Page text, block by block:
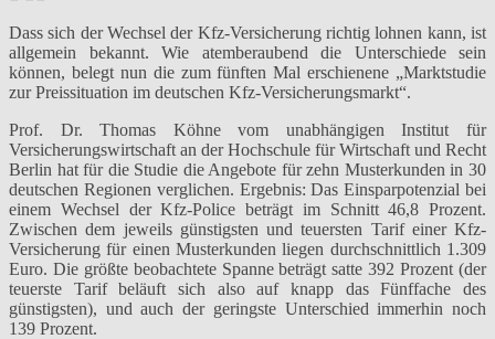
Dass sich der Wechsel der Kfz-Versicherung richtig lohnen kann, ist
allgemein bekannt. Wie atemberaubend die Unterschiede sein
können, belegt nun die zum fünften Mal erschienene „Marktstudie
zur Preissituation im deutschen Kfz-Versicherungsmarkt“.
Prof. Dr. Thomas Köhne vom unabhängigen Institut für
Versicherungswirtschaft an der Hochschule für Wirtschaft und Recht
Berlin hat für die Studie die Angebote für zehn Musterkunden in 30
deutschen Regionen verglichen. Ergebnis: Das Einsparpotenzial bei
einem Wechsel der Kfz-Police beträgt im Schnitt 46,8 Prozent.
Zwischen dem jeweils günstigsten und teuersten Tarif einer Kfz-
Versicherung für einen Musterkunden liegen durchschnittlich 1.309
Euro. Die größte beobachtete Spanne beträgt satte 392 Prozent (der
teuerste Tarif beläuft sich also auf knapp das Fünffache des
günstigsten), und auch der geringste Unterschied immerhin noch
139 Prozent.